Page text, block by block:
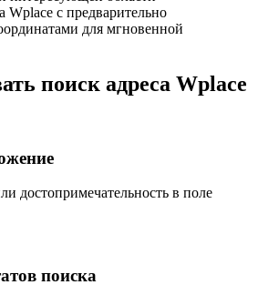
Wplace с предварительно
для мгновенной
поиск адреса Wplace
достопримечательность в поле
поиска